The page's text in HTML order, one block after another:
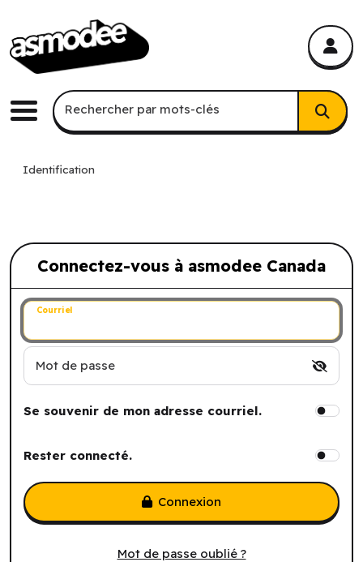
Menu
Recherche par mots-clés
Rechercher par mots-clés
Identification
Connectez-vous à asmodee Canada
Connectez-vous à asmodee Canada
Courriel
Mot de passe
Se souvenir de mon adresse courriel.
Rester connecté.
Mot de passe oublié ?
Connexion